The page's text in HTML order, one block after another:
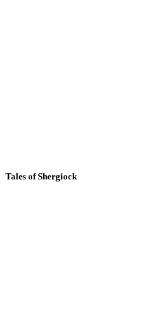
Tales of Shergiock